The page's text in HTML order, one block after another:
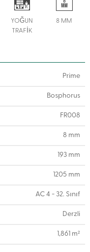
YOĞUN
TRAFİK
8 MM
Prime
Bosphorus
FR008
8 mm
193 mm
1205 mm
AC 4 - 32. Sınıf
Derzli
1,861 m²